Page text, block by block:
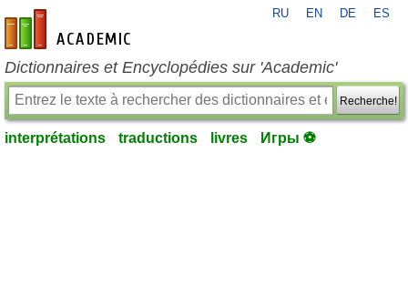
fr-academic.com
RU EN DE ES
Dictionnaires et Encyclopédies sur 'Academic'
Recherche!
interprétations traductions livres Игры ⚽